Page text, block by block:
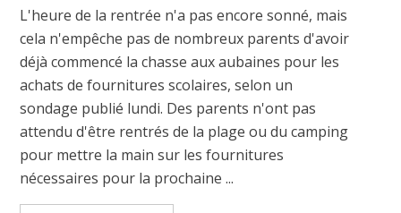
L'heure de la rentrée n'a pas encore sonné, mais
cela n'empêche pas de nombreux parents d'avoir
déjà commencé la chasse aux aubaines pour les
achats de fournitures scolaires, selon un
sondage publié lundi. Des parents n'ont pas
attendu d'être rentrés de la plage ou du camping
pour mettre la main sur les fournitures
nécessaires pour la prochaine ...